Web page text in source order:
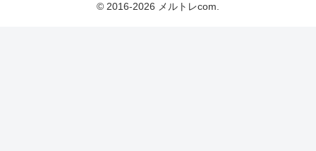
© 2016-2026 メルトレcom.